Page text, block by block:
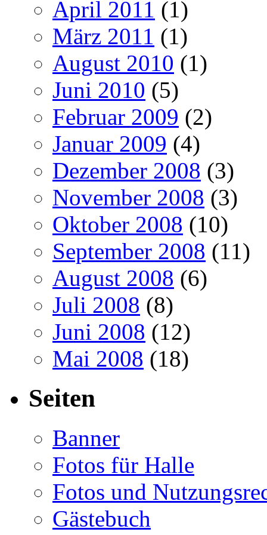
April 2011 (1)
März 2011 (1)
August 2010 (1)
Juni 2010 (5)
Februar 2009 (2)
Januar 2009 (4)
Dezember 2008 (3)
November 2008 (3)
Oktober 2008 (10)
September 2008 (11)
August 2008 (6)
Juli 2008 (8)
Juni 2008 (12)
Mai 2008 (18)
Seiten
Banner
Fotos für Halle
Fotos und
Gästebuch